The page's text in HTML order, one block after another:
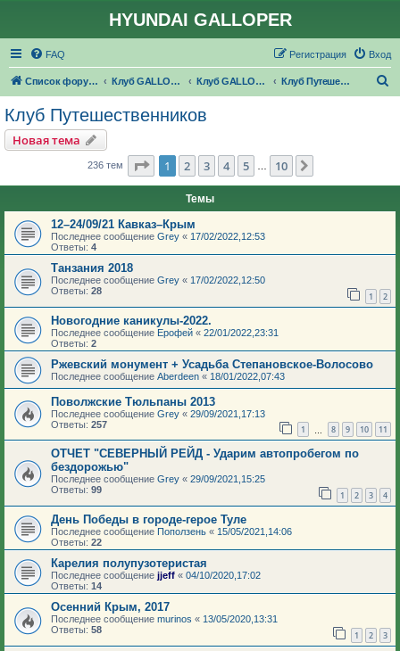
HYUNDAI GALLOPER
FAQ Вход
Регистрация
Список форумов Клуб GALLOPER.RU Клуб GALLOPER.RU Клуб Путешественников
Клуб Путешественников
Новая тема
236 тем Страница из 10
1 2 3 4 5 10
Темы
12–24/09/21 Кавказ–Крым
Последнее сообщение Grey « 17/02/2022,12:53
Ответы: 4
Танзания 2018
Последнее сообщение Grey « 17/02/2022,12:50
Ответы: 28 1 2
Новогодние каникулы-2022.
Последнее сообщение Ерофей « 22/01/2022,23:31
Ответы: 2
Ржевский монумент + Усадьба Степановское-Волосово
Последнее сообщение Aberdeen « 18/01/2022,07:43
Поволжские Тюльпаны 2013
Последнее сообщение Grey « 29/09/2021,17:13
Ответы: 257 1 8 9 10 11
ОТЧЕТ "СЕВЕРНЫЙ РЕЙД - Ударим автопробегом по
бездорожью"
Последнее сообщение Grey « 29/09/2021,15:25
Ответы: 99 1 2 3 4
День Победы в городе-герое Туле
Последнее сообщение Поползень « 15/05/2021,14:06
Ответы: 22
Карелия полупузотеристая
Последнее сообщение jjeff « 04/10/2020,17:02
Ответы: 14
Осенний Крым, 2017
Последнее сообщение murinos « 13/05/2020,13:31
Ответы: 58 1 2 3